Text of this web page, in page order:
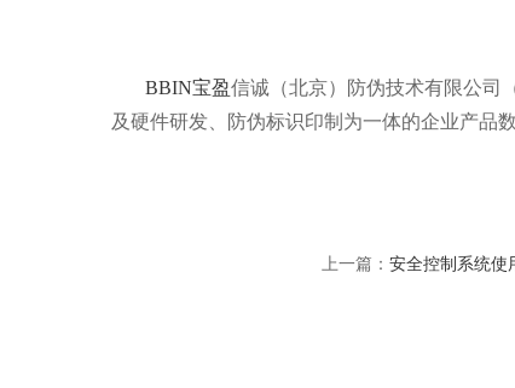
BBIN宝盈信诚（北京）防伪技术有限公司
及硬件研发、防伪标识印制为一体的企业产品
上一篇： 安全控制系统使